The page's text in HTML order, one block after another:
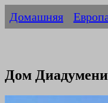
Домашняя
Дом